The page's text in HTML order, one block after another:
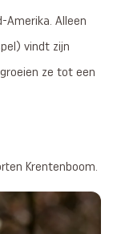
Amerika. Alleen
vindt zijn
ze tot een
Krentenboom.